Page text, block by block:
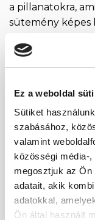
Ez a weboldal
Sütiket
szabásához,
valamint
közösségi média-
megosztjuk az Ön
adatait, akik
adatokkal,
Ön által használt
a pillanatokra,
sütemény képes
el: természetes,
amelyekkel
CONTINUE
Posted in Egyéb
SÓS FINOMÁGOK
ÚJ TERMÉK
Ropi – a